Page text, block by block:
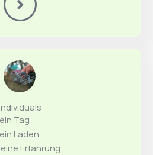
Individuals
Tag
Laden
Erfahrung